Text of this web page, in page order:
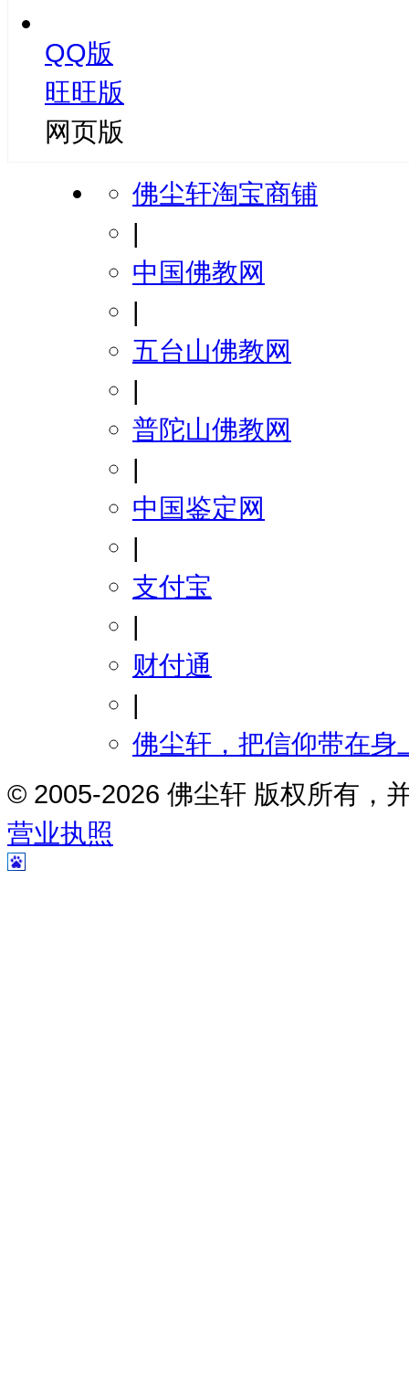
QQ版
旺旺版
网页版
佛尘轩淘宝商铺
|
中国佛教网
|
五台山佛教网
|
普陀山佛教网
|
中国鉴定网
|
支付宝
|
财付通
|
佛尘轩，把信仰带在身
© 2005-2026 佛尘轩 版权所有，
营业执照